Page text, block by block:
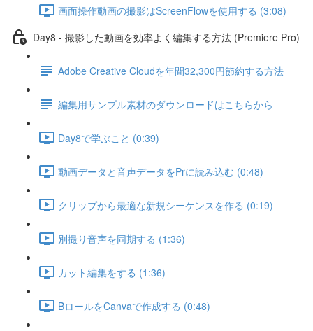
画面操作動画の撮影はScreenFlowを使用する (3:08)
Day8 - 撮影した動画を効率よく編集する方法 (Premiere Pro)
Adobe Creative Cloudを年間32,300円節約する方法
編集用サンプル素材のダウンロードはこちらから
Day8で学ぶこと (0:39)
動画データと音声データをPrに読み込む (0:48)
クリップから最適な新規シーケンスを作る (0:19)
別撮り音声を同期する (1:36)
カット編集をする (1:36)
BロールをCanvaで作成する (0:48)